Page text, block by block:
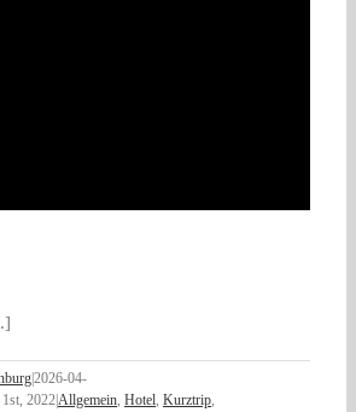
2026-04-
2022Allgemein, Hotel, Kurztrip,